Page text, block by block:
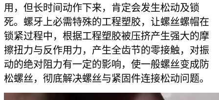
用，但长时间动作下来，肯定会发生松动及锁
死。螺牙上必需特殊的工程塑胶，让螺丝螺帽在
锁紧过程中，根据工程塑胶被压挤产生强大的摩
擦扭力与反作用力，产生全齿节的零接触，对振
动的绝对阻力有一定的影响，使一般螺丝变成防
松螺丝，彻底解决螺丝与紧固件连接松动问题。